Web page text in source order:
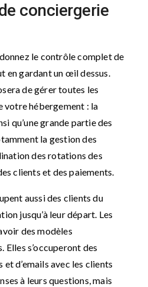
conciergerie
le contrôle complet de
en gardant un œil dessus.
de gérer toutes les
votre hébergement : la
qu’une grande partie des
la gestion des
des rotations des
clients et des paiements.
aussi des clients du
jusqu’à leur départ. Les
des modèles
s’occuperont des
d’emails avec les clients
à leurs questions, mais